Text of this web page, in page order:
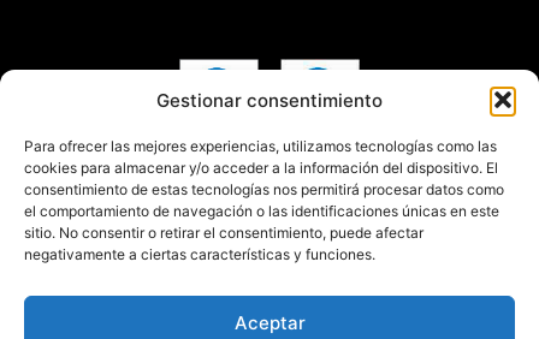
Gestionar consentimiento
Para ofrecer las mejores experiencias, utilizamos tecnologías como las
cookies para almacenar y/o acceder a la información del dispositivo. El
consentimiento de estas tecnologías nos permitirá procesar datos como
el comportamiento de navegación o las identificaciones únicas en este
sitio. No consentir o retirar el consentimiento, puede afectar
negativamente a ciertas características y funciones.
Aceptar